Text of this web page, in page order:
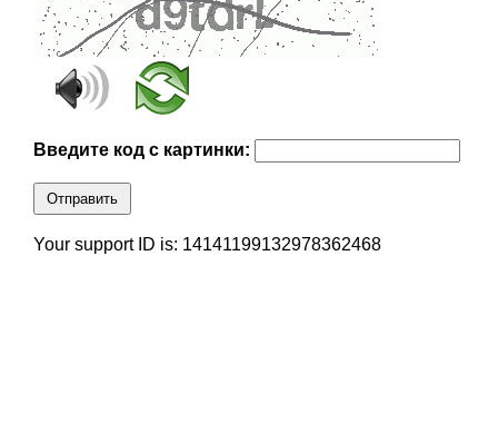
Введите код с картинки:
Отправить
Your support ID is: 14141199132978362468